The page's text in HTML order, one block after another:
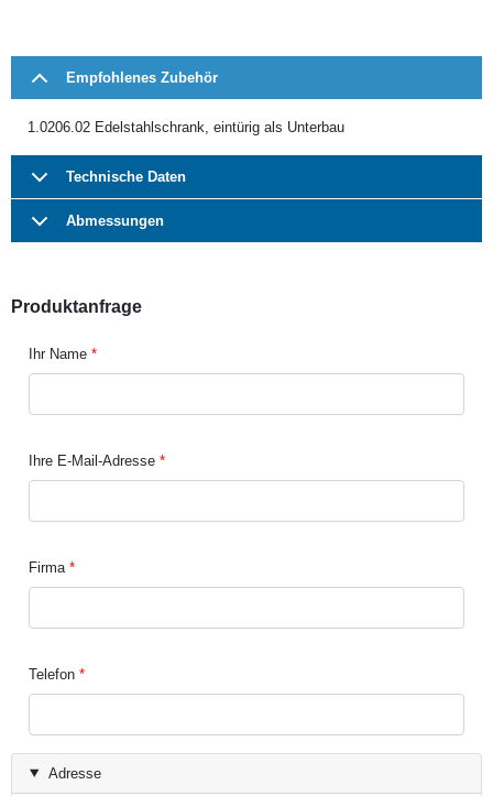
Empfohlenes Zubehör
1.0206.02 Edelstahlschrank, eintürig als Unterbau
Technische Daten
Abmessungen
Produktanfrage
Ihr Name
Ihre E-Mail-Adresse
Firma
Telefon
Adresse